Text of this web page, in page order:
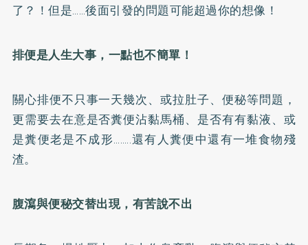
了？！但是……後面引發的問題可能超過你的想像！
排便是人生大事，一點也不簡單！
關心排便不只事一天幾次、或拉肚子、便秘等問題，
更需要去在意是否糞便沾黏馬桶、是否有有黏液、或
是糞便老是不成形……..還有人糞便中還有一堆食物殘
渣。
腹瀉與便秘交替出現，有苦說不出